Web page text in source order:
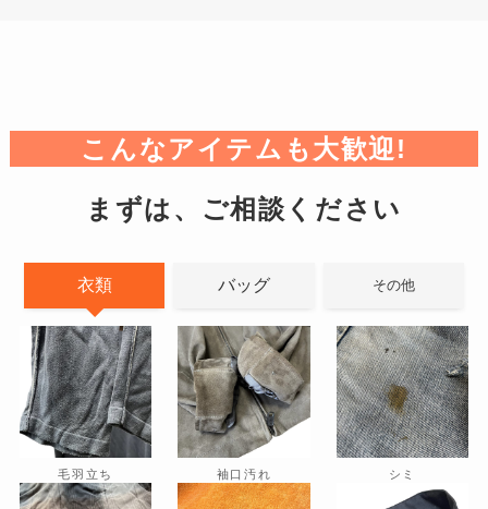
こんなアイテムも大歓迎!
まずは、ご相談ください
衣類 バッグ その他
毛羽立ち 袖口汚れ シミ